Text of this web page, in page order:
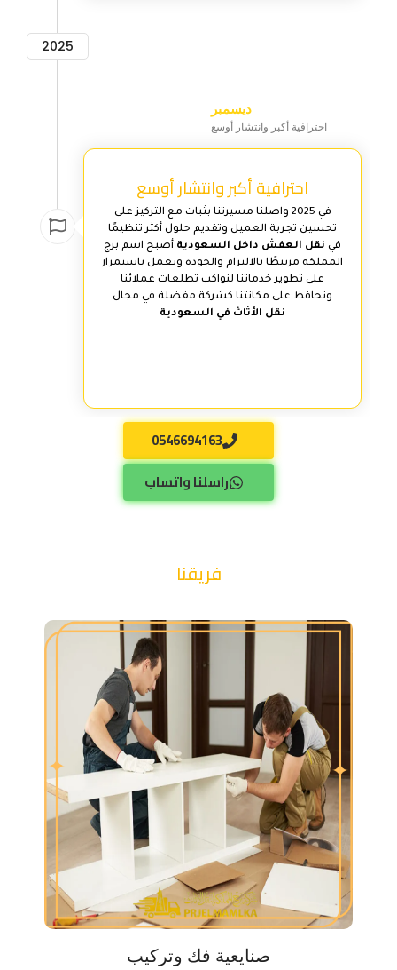
2025
ديسمبر
احترافية أكبر وانتشار أوسع
احترافية أكبر وانتشار أوسع
في 2025 واصلنا مسيرتنا بثبات مع التركيز على
تحسين تجربة العميل وتقديم حلول أكثر تنظيمًا
في نقل العفش داخل السعودية أصبح اسم برج
المملكة مرتبطًا بالالتزام والجودة ونعمل باستمرار
على تطوير خدماتنا لنواكب تطلعات عملائنا
ونحافظ على مكانتنا كشركة مفضلة في مجال
نقل الأثاث في السعودية
0546694163
راسلنا واتساب
فريقنا
صنايعية فك وتركيب